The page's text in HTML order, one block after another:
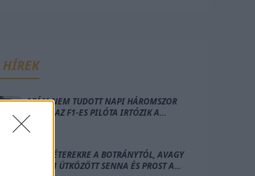
HÍREK
„APÁM NEM TUDOTT NAPI HÁROMSZOR
ENNI” – AZ F1-ES PILÓTA IRTÓZIK A
MONACÓI LAKÁS GONDOLATÁTÓL
MILLIMÉTEREKRE A BOTRÁNYTÓL, AVAGY
ÍGY NEM ÜTKÖZÖTT SENNA ÉS PROST A